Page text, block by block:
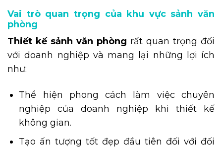
Vai trò quan trọng của khu vực sảnh văn
phòng
Thiết kế sảnh văn phòng rất quan trọng đối
với doanh nghiệp và mang lại những lợi ích
như:
Thể hiện phong cách làm việc chuyên
nghiệp của doanh nghiệp khi thiết kế
không gian.
Tạo ấn tượng tốt đẹp đầu tiên đối với đối